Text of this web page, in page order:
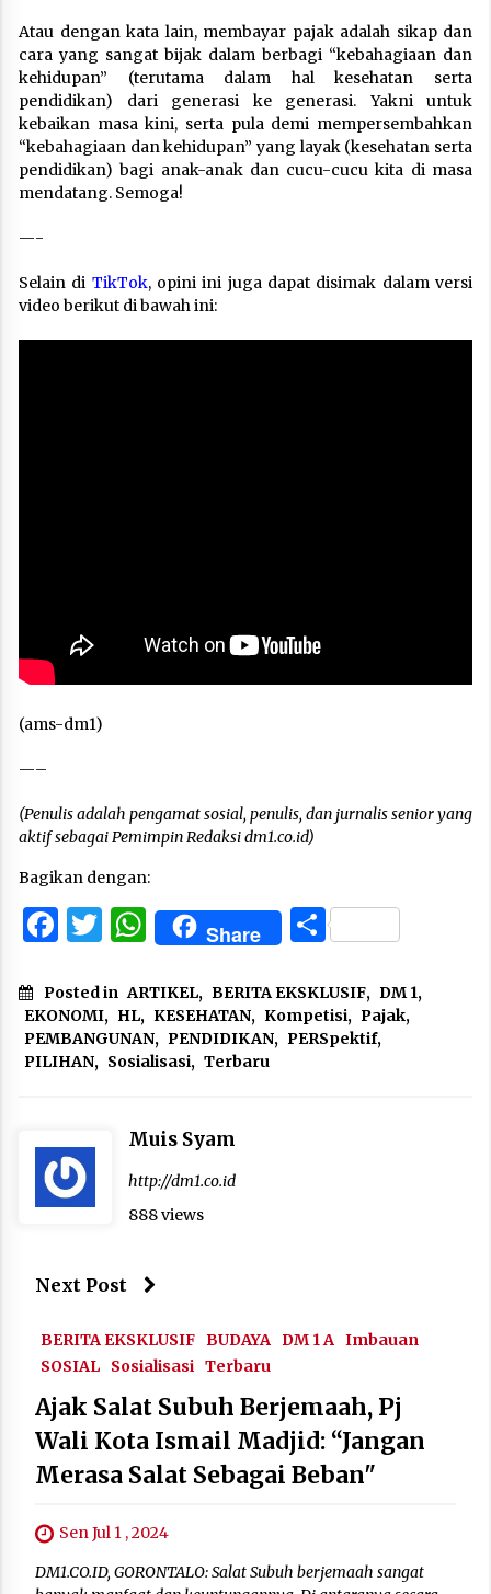
Atau dengan kata lain, membayar pajak adalah sikap dan
cara yang sangat bijak dalam berbagi “kebahagiaan dan
kehidupan” (terutama dalam hal kesehatan serta
pendidikan) dari generasi ke generasi. Yakni untuk
kebaikan masa kini, serta pula demi mempersembahkan
“kebahagiaan dan kehidupan” yang layak (kesehatan serta
pendidikan) bagi anak-anak dan cucu-cucu kita di masa
mendatang. Semoga!
—-
Selain di TikTok, opini ini juga dapat disimak dalam versi
video berikut di bawah ini:
(ams-dm1)
—–
(Penulis adalah pengamat sosial, penulis, dan jurnalis senior yang
aktif sebagai Pemimpin Redaksi dm1.co.id)
Bagikan dengan:
Facebook
Twitter
WhatsApp
Share Share
Posted in ARTIKEL, BERITA EKSKLUSIF, DM 1,
EKONOMI, HL, KESEHATAN, Kompetisi, Pajak,
PEMBANGUNAN, PENDIDIKAN, PERSpektif,
PILIHAN, Sosialisasi, Terbaru
Muis Syam
http://dm1.co.id
888 views
Next Post
BERITA EKSKLUSIF BUDAYA DM 1 A Imbauan
SOSIAL
Sosialisasi Terbaru
Ajak Salat Subuh Berjemaah, Pj
Wali Kota Ismail Madjid: “Jangan
Merasa Salat Sebagai Beban"
Sen Jul 1 , 2024
DM1.CO.ID, GORONTALO: Salat Subuh berjemaah sangat